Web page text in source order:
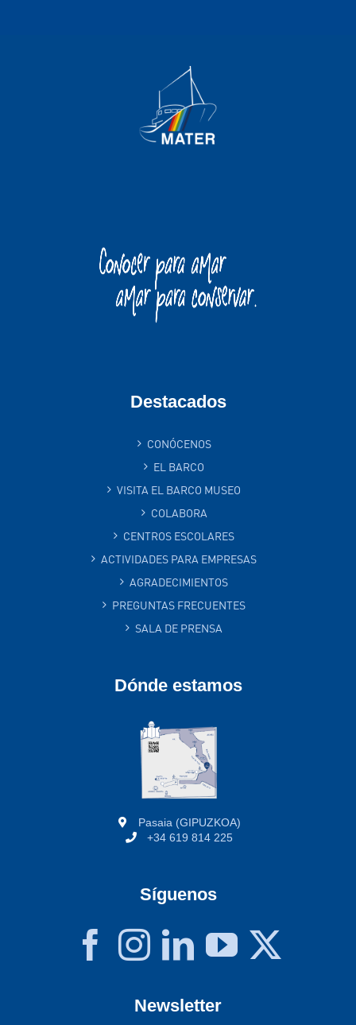
Destacados
CONÓCENOS
EL BARCO
VISITA EL BARCO MUSEO
COLABORA
CENTROS ESCOLARES
ACTIVIDADES PARA EMPRESAS
AGRADECIMIENTOS
PREGUNTAS FRECUENTES
SALA DE PRENSA
Dónde estamos
Pasaia (GIPUZKOA)
+34 619 814 225
Síguenos
Newsletter